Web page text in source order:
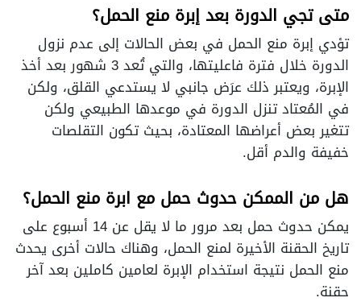
متى تجي الدورة بعد إبرة منع الحمل؟
تؤدي إبرة منع الحمل في بعض الحالات إلى عدم نزول
الدورة خلال فترة فاعليتها، والتي تُعد 3 شهور بعد أخذ
الإبرة، ويعتبر ذلك عرَض جانبي لا يستدعي القلق، ولكن
في المُعتاد تنزل الدورة في موعدها الطبيعي ولكن
تتغير بعض أعراضها المعتادة، بحيث تكون التقلصات
خفيفة والدم أقل.
هل من الممكن حدوث حمل مع ابرة منع الحمل؟
يمكن حدوث حمل بعد مرور ما لا يقل عن 14 أسبوع على
تاريخ الحقنة الأخيرة لمنع الحمل، وهناك حالات أخرى يحدث
منع الحمل نتيجة استخدام الإبرة لعامين كاملين بعد آخر
حقنة.